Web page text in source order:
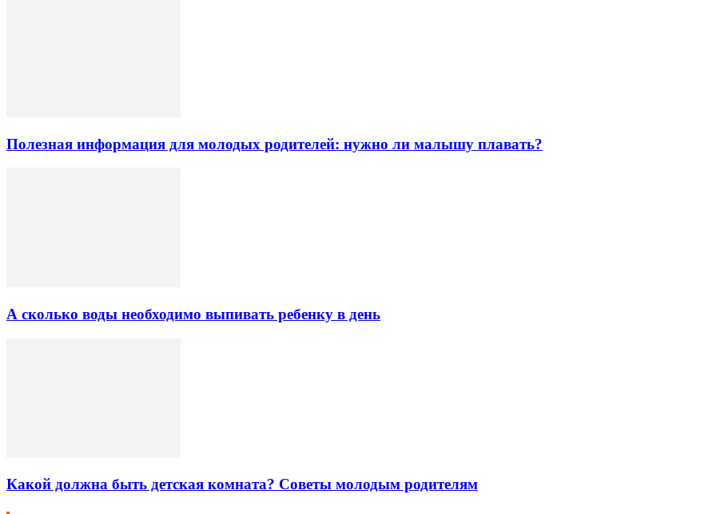
Полезная информация для молодых родителей: нужно ли малышу плавать?
А сколько воды необходимо выпивать ребенку в день
Какой должна быть детская комната? Советы молодым родителям